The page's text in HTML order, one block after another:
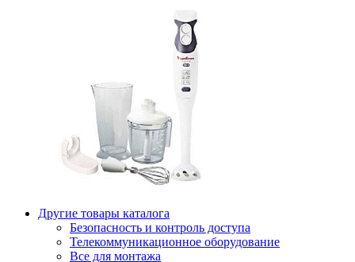
Другие товары каталога
Безопасность и контроль доступа
Телекоммуникационное оборудование
Все для монтажа